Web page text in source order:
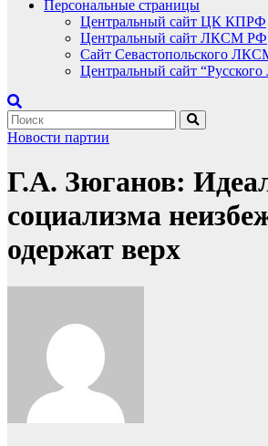
Персональные страницы
Центральный сайт ЦК КПРФ
Центральный сайт ЛКСМ РФ
Сайт Севастопольского
Центральный сайт “Русского
Новости партии
Г.А. Зюганов:
социализма
одержат верх